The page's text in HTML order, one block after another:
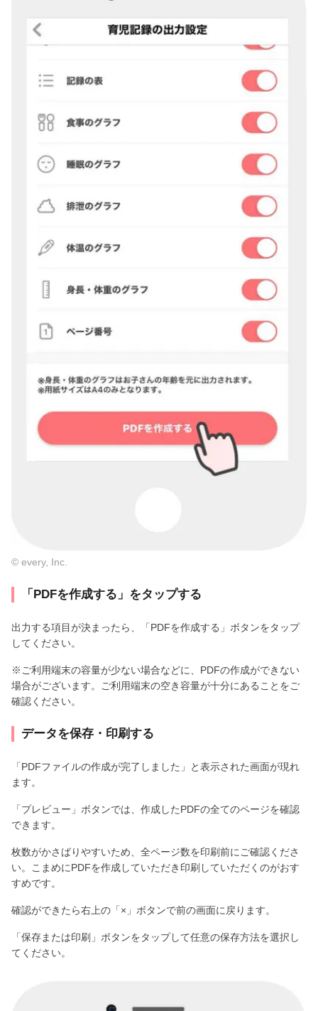
© every, Inc.
「PDFを作成する」をタップする
出力する項目が決まったら、「PDFを作成する」ボタンをタップ
してください。
※ご利用端末の容量が少ない場合などに、PDFの作成ができない
場合がございます。ご利用端末の空き容量が十分にあることをご
確認ください。
データを保存・印刷する
「PDFファイルの作成が完了しました」と表示された画面が現れ
ます。
「プレビュー」ボタンでは、作成したPDFの全てのページを確認
できます。
枚数がかさばりやすいため、全ページ数を印刷前にご確認くださ
い。こまめにPDFを作成していただき印刷していただくのがおす
すめです。
確認ができたら右上の「×」ボタンで前の画面に戻ります。
「保存または印刷」ボタンをタップして任意の保存方法を選択し
てください。